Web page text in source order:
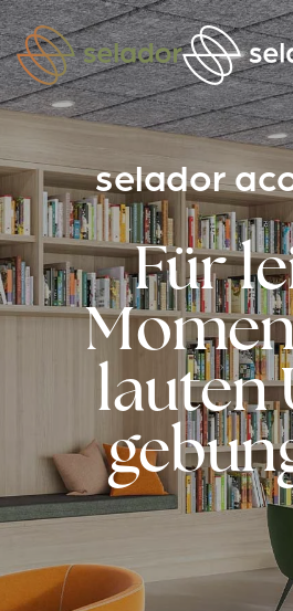
Zum Hauptinhalt springen
selador
Für
lauten